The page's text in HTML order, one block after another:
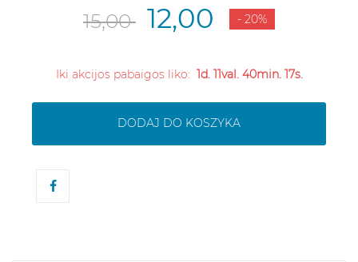
15,00 12,00 - 20%
Iki akcijos pabaigos liko: 1d. 11val. 40min. 17s.
DODAJ DO KOSZYKA